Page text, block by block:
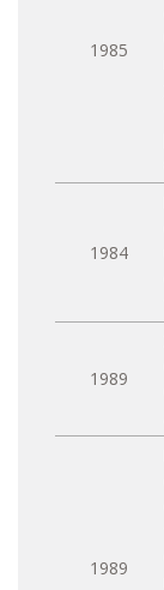
1985
1984
1989
1989